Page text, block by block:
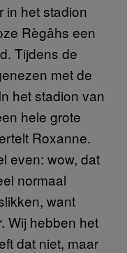
in het stadion
Règâhs een
Tijdens de
met de
het stadion van
hele grote
Roxanne.
even: wow, dat
normaal
want
Wij hebben het
dat niet, maar